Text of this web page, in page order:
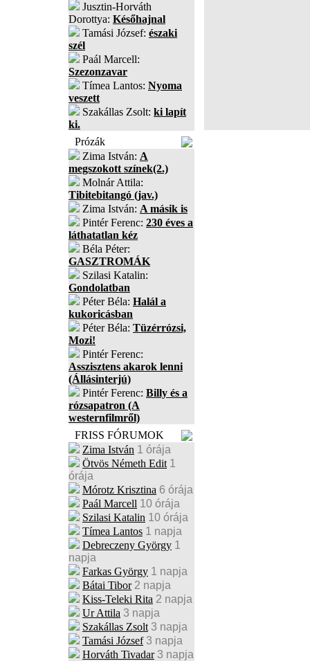
Jusztin-Horváth
Dorottya: Későhajnal
Tamási József: északi
szél
Paál Marcell:
Szezonzavar
Tímea Lantos: Nyoma
veszett
Szakállas Zsolt: ki lapít
ki.
Prózák
Zima István: A
megszokott színek(2.)
Molnár Attila:
Tibitebitangó (jav.)
Zima István: A másik is
Pintér Ferenc: 230 éves a
láthatatlan kéz
Béla Péter:
GASZTROMÁK
Szilasi Katalin:
Gondolatban
Péter Béla: Halál a
kukoricásban
Péter Béla: Tüzérrózsi,
Mozi!
Pintér Ferenc:
Asszisztens akarok lenni
(Állásinterjú)
Pintér Ferenc: Billy és a
rózsapatron (A
westernfilmről)
FRISS FÓRUMOK
Zima István 1 órája
Ötvös Németh Edit 1
órája
Mórotz Krisztina 6 órája
Paál Marcell 10 órája
Szilasi Katalin 10 órája
Tímea Lantos 1 napja
Debreczeny György 1
napja
Farkas György 1 napja
Bátai Tibor 2 napja
Kiss-Teleki Rita 2 napja
Ur Attila 3 napja
Szakállas Zsolt 3 napja
Tamási József 3 napja
Horváth Tivadar 3 napja